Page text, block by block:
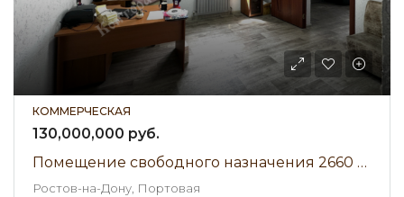
КОММЕРЧЕСКАЯ
130,000,000 руб.
Помещение свободного назначения 2660 м² • Портовая • Продажа
Ростов-на-Дону, Портовая